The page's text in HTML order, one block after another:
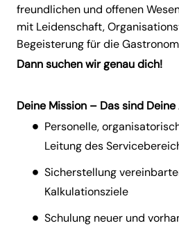
freundlichen und offenen
mit Leidenschaft,
Begeisterung für die
Dann suchen wir genau dich!
Deine Mission – Das sind Deine
Personelle,
Leitung des
Sicherstellung
Kalkulationsziele
Schulung neuer und